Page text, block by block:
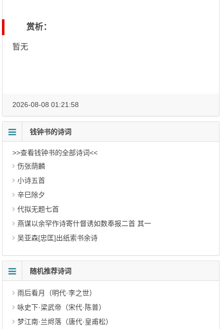
赏析：
暂无
2026-08-08 01:21:58
钱钟书的诗词
>>查看钱钟书的全部诗词<<
伤张荫麟
小诗五首
辛巳除夕
代拟无题七首
燕谋以余罕作诗寄什督诱如数奉报二首 其一
吴亚森[忠匡]出纸索书余诗
随机推荐诗词
雨后看月（明代·李之世）
咏史下·梁武帝（宋代·陈普）
梦江南·兰烬落（唐代·皇甫松）